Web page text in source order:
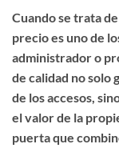
Cuando se trata
precioes uno de
administrador o
de calidad no solo
de los accesos,
el valor de la
puerta que